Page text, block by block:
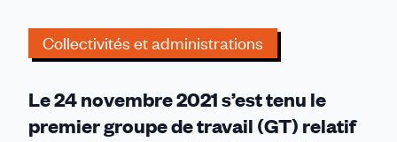
progrès
qui
et
de
Collectivités et administrations
Le 24 novembre 2021 s’est tenu le
premier groupe de travail (GT) relatif